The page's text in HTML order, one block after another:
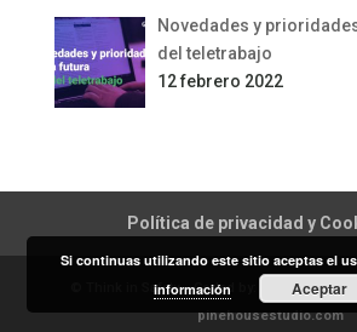
Novedades y
del teletrabajo
12 febrero 2022
Política de privacidad y
© Think in Safety. - Coded by:
pinehousestudio.com
Si continuas utilizando este sitio aceptas el
información
Aceptar